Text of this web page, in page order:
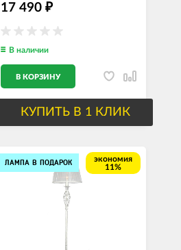
17 490 ₽
В наличии
В КОРЗИНУ
КУПИТЬ В 1 КЛИК
ЛАМПА В ПОДАРОК
экономия
11%